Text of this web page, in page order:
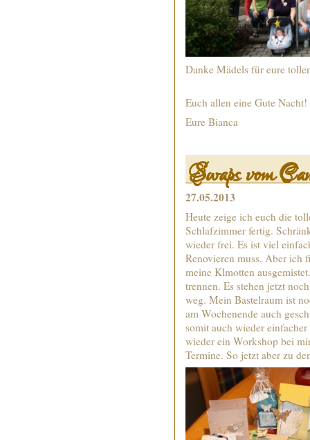
Danke Mädels für
Euch allen eine
Eure
Swaps vom
27.05.2013
Heute zeige ich euch die
Schlafzimmer fertig.
wieder frei. Es ist viel
Renovieren muss. Aber ich
meine Klmotten
trennen. Es stehen jetzt
weg. Mein Bastelraum ist
am Wochenende auch
somit auch wieder
wieder ein Workshop bei
Termine. So jetzt aber zu